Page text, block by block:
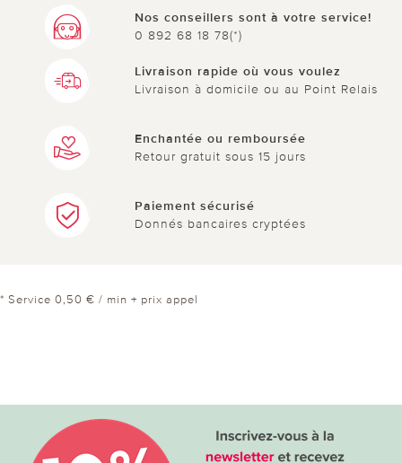
Nos conseillers sont à votre service!
0 892 68 18 78(*)
Livraison rapide où vous voulez
Livraison à domicile ou au Point Relais
Enchantée ou remboursée
Retour gratuit sous 15 jours
Paiement sécurisé
Donnés bancaires cryptées
* Service 0,50 € / min + prix appel